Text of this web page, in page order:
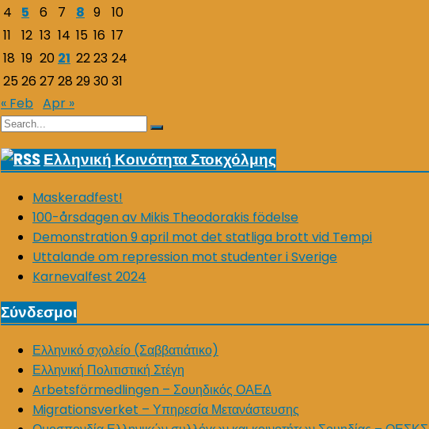
4
5 6 7 8 9
10
11
12 13 14 15 16 17
18 19 20 21 2223 24
2526 27 28 293031
« Feb Apr »
Search
Search
Ελληνική Κοινότητα Στοκχόλμης
Maskeradfest!
100-årsdagen av Mikis Theodorakis födelse
Demonstration 9 april mot det statliga brott vid Tempi
Uttalande om repression mot studenter i Sverige
Karnevalfest 2024
Σύνδεσμοι
Ελληνικό σχολείο (Σαββατιάτικο)
Ελληνική Πολιτιστική Στέγη
Arbetsförmedlingen – Σουηδικός ΟΑΕΔ
Migrationsverket – Υπηρεσία Μετανάστευσης